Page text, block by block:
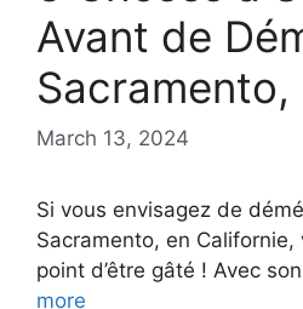
Avant de
Sacramento,
March 13, 2024
Si vous envisagez de
Sacramento, en Californie,
point d’être gâté ! Avec
more